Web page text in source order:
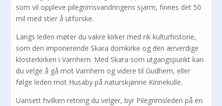
som vil oppleve pilegrimsvandringens sjarm, finnes det 50
mil med stier å utforske.
Langs leden møter du vakre kirker med rik kulturhistorie,
som den imponerende Skara domkirke og den ærverdige
klosterkirken i Varnhem. Med Skara som utgangspunkt kan
du velge å gå mot Varnhem og videre til Gudhem, eller
følge leden mot Husaby på naturskjønne Kinnekulle.
Uansett hvilken retning du velger, byr Pilegrimsleden på en